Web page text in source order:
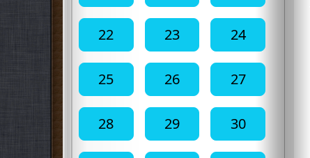
22 23 24
25 26 27
28 29 30